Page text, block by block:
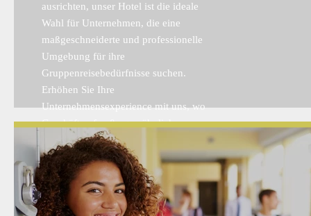
ausrichten, unser Hotel ist die ideale
Wahl für Unternehmen, die eine
maßgeschneiderte und professionelle
Umgebung für ihre
Gruppenreisebedürfnisse suchen.
Erhöhen Sie Ihre
Unternehmensexperience mit uns, wo
Geschäft auf außergewöhnliche
Gastfreundschaft trifft.